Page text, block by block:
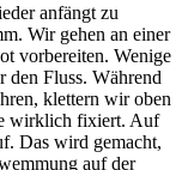
anfängt zu
Wir gehen an einer
vorbereiten. Wenige
den Fluss. Während
klettern wir oben
wirklich fixiert. Auf
Das wird gemacht,
auf der